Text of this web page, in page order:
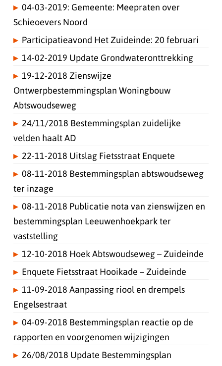
04-03-2019: Gemeente: Meepraten over
Schieoevers Noord
Participatieavond Het Zuideinde: 20 februari
14-02-2019 Update Grondwateronttrekking
19-12-2018 Zienswijze
Ontwerpbestemmingsplan Woningbouw
Abtswoudseweg
24/11/2018 Bestemmingsplan zuidelijke
velden haalt AD
22-11-2018 Uitslag Fietsstraat Enquete
08-11-2018 Bestemmingsplan abtswoudseweg
ter inzage
08-11-2018 Publicatie nota van zienswijzen en
bestemmingsplan Leeuwenhoekpark ter
vaststelling
12-10-2018 Hoek Abtswoudseweg – Zuideinde
Enquete Fietsstraat Hooikade – Zuideinde
11-09-2018 Aanpassing riool en drempels
Engelsestraat
04-09-2018 Bestemmingsplan reactie op de
rapporten en voorgenomen wijzigingen
26/08/2018 Update Bestemmingsplan